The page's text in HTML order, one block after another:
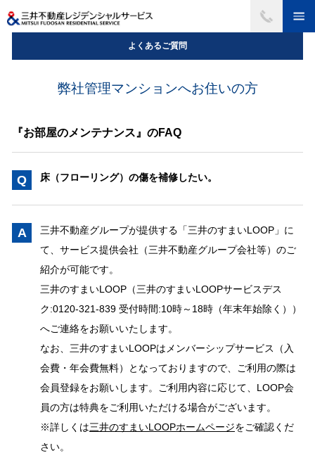
よくあるご質問
弊社管理マンションへお住いの方
『お部屋のメンテナンス』のFAQ
Q 床（フローリング）の傷を補修したい。
A
三井不動産グループが提供する「三井のすまいLOOP」に
て、サービス提供会社（三井不動産グループ会社等）のご
紹介が可能です。
三井のすまいLOOP（三井のすまいLOOPサービスデス
ク:0120-321-839 受付時間:10時～18時（年末年始除く））
へご連絡をお願いいたします。
なお、三井のすまいLOOPはメンバーシップサービス（入
会費・年会費無料）となっておりますので、ご利用の際は
会員登録をお願いします。ご利用内容に応じて、LOOP会
員の方は特典をご利用いただける場合がございます。
※詳しくは三井のすまいLOOPホームページをご確認くだ
さい。